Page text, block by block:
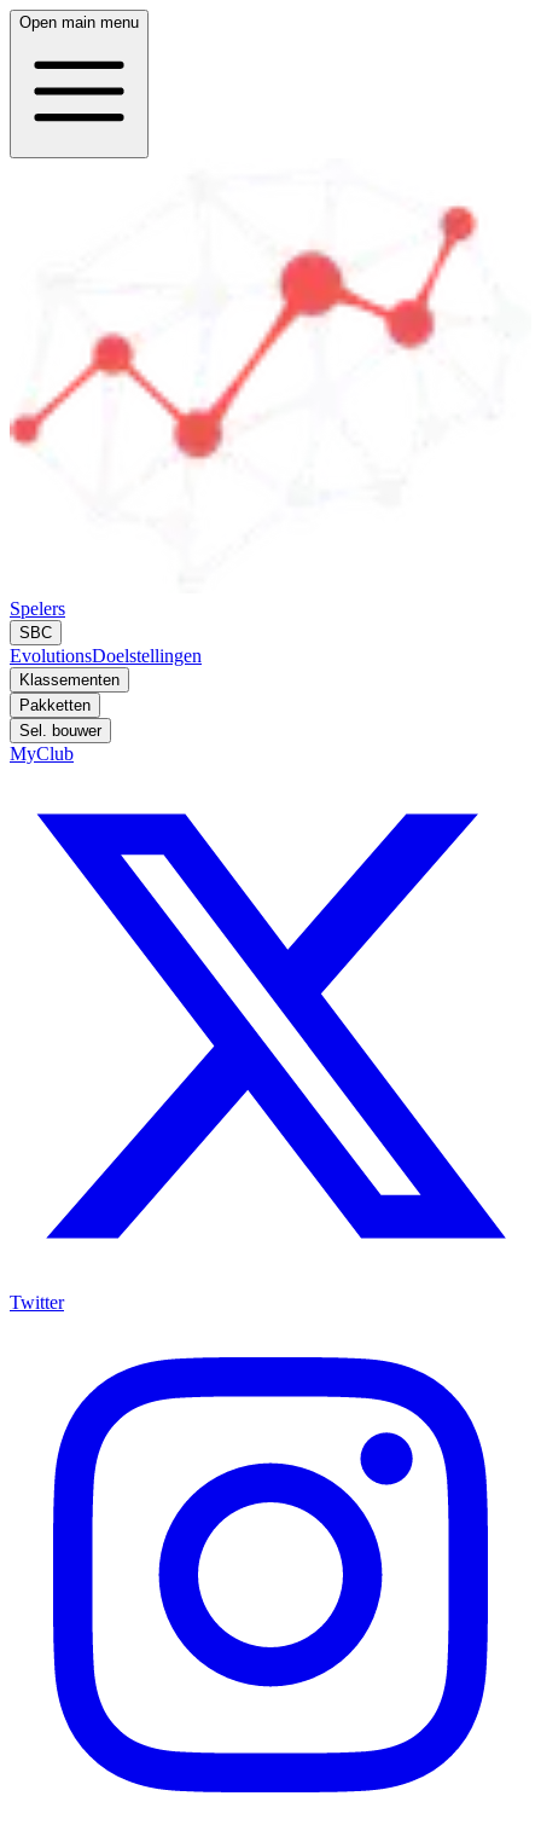
Open main menu
Spelers
SBC
EvolutionsDoelstellingen
Klassementen
Pakketten
Sel. bouwer
MyClub
Twitter